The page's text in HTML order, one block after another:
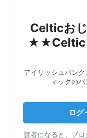
Celticお
★★Celtic
アイリッシュパン
ィックの
ログ
読者になると、ブロ